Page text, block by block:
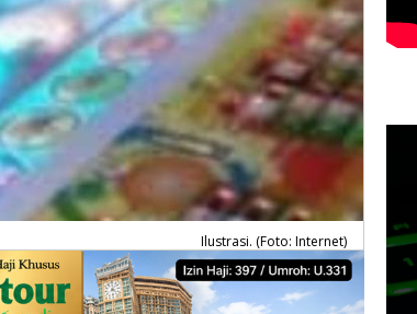
Ilustrasi. (Foto: Internet)